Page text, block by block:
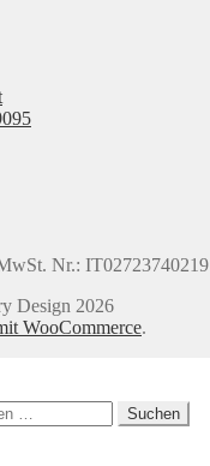
Nr.: IT02723740219
Design 2026
WooCommerce.
Suchen